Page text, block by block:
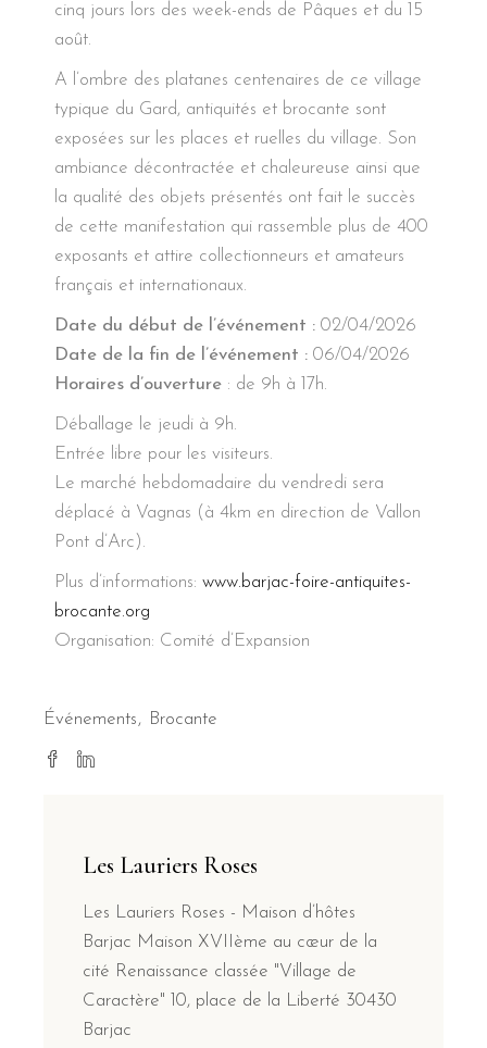
cinq jours lors des week-ends de Pâques et du 15
août.
A l’ombre des platanes centenaires de ce village
typique du Gard, antiquités et brocante sont
exposées sur les places et ruelles du village. Son
ambiance décontractée et chaleureuse ainsi que
la qualité des objets présentés ont fait le succès
de cette manifestation qui rassemble plus de 400
exposants et attire collectionneurs et amateurs
français et internationaux.
Date du début de l’événement : 02/04/2026
Date de la fin de l’événement : 06/04/2026
Horaires d’ouverture : de 9h à 17h.
Déballage le jeudi à 9h.
Entrée libre pour les visiteurs.
Le marché hebdomadaire du vendredi sera
déplacé à Vagnas (à 4km en direction de Vallon
Pont d’Arc).
Plus d’informations:www.barjac-foire-antiquites-
brocante.org
Organisation: Comité d’Expansion
Événements Brocante
Les Lauriers Roses
Les Lauriers Roses - Maison d’hôtes
Barjac Maison XVIIème au cœur de la
cité Renaissance classée "Village de
Caractère" 10, place de la Liberté 30430
Barjac